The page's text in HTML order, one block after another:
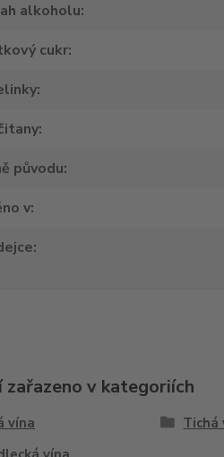
alkoholu
cukr
původu
v
zařazeno v kategoriích
vína Tichá